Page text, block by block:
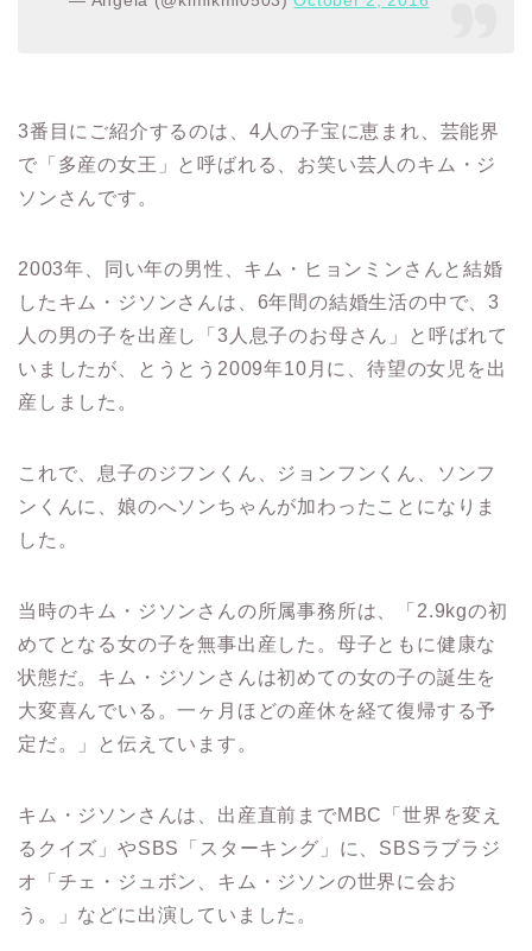
3番目にご紹介するのは、4人の子宝に恵まれ、芸能界
で「多産の女王」と呼ばれる、お笑い芸人のキム・ジ
ソンさんです。
2003年、同い年の男性、キム・ヒョンミンさんと結婚
したキム・ジソンさんは、6年間の結婚生活の中で、3
人の男の子を出産し「3人息子のお母さん」と呼ばれて
いましたが、とうとう2009年10月に、待望の女児を出
産しました。
これで、息子のジフンくん、ジョンフンくん、ソンフ
ンくんに、娘のへソンちゃんが加わったことになりま
した。
当時のキム・ジソンさんの所属事務所は、「2.9kgの初
めてとなる女の子を無事出産した。 母子ともに健康な
状態だ。キム・ジソンさんは初めての女の子の誕生を
大変喜んでいる。一ヶ月ほどの産休を経て復帰する予
定だ。」と伝えています。
キム・ジソンさんは、出産直前までMBC「世界を変え
るクイズ」やSBS「スターキング」に、SBSラブラジ
オ「チェ・ジュボン、キム・ジソンの世界に会お
う。」などに出演していました。